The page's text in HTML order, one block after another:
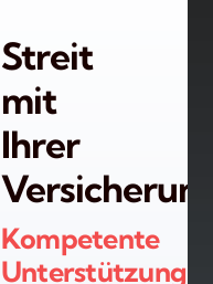
Streit
mit
Ihrer
Versicherung?
Kompetente
Unterstützung